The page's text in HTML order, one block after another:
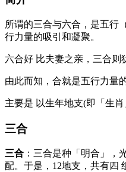
所谓的三合与六合，是五⾏
⾏⼒量的吸引和凝聚。
六合好 ⽐夫妻之亲，三合则
由此⽽知，合就是五⾏⼒量
主要是 以⽣年地⽀(即「⽣肖
三合
三合 ：三合是种「明合」，
配。于是，12地⽀，共有四